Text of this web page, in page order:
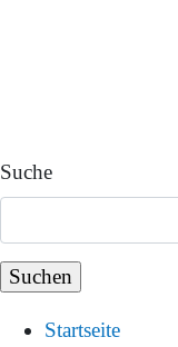
Suche
Startseite